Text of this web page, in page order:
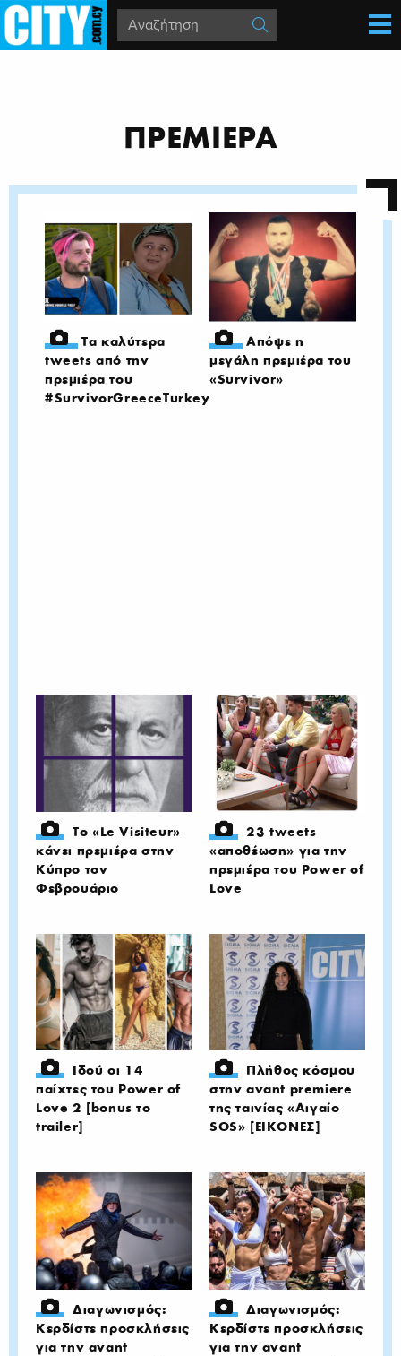
ΠΡΕΜΙΕΡΑ
Τα καλύτερα
tweets από την
πρεμιέρα του
#SurvivorGreeceTurkey
Απόψε η
μεγάλη πρεμιέρα του
«Survivor»
Το «Le Visiteur»
κάνει πρεμιέρα στην
Κύπρο τον
Φεβρουάριο
23 tweets
«αποθέωση» για την
πρεμιέρα του Power of
Love
Ιδού οι 14
παίχτες του Power of
Love 2 [bonus το
trailer]
Πλήθος κόσμου
στην avant premiere
της ταινίας «Αιγαίο
SOS» [ΕΙΚΟΝΕΣ]
Διαγωνισμός:
Κερδίστε προσκλήσεις
για την avant
Διαγωνισμός:
Κερδίστε προσκλήσεις
για την avant